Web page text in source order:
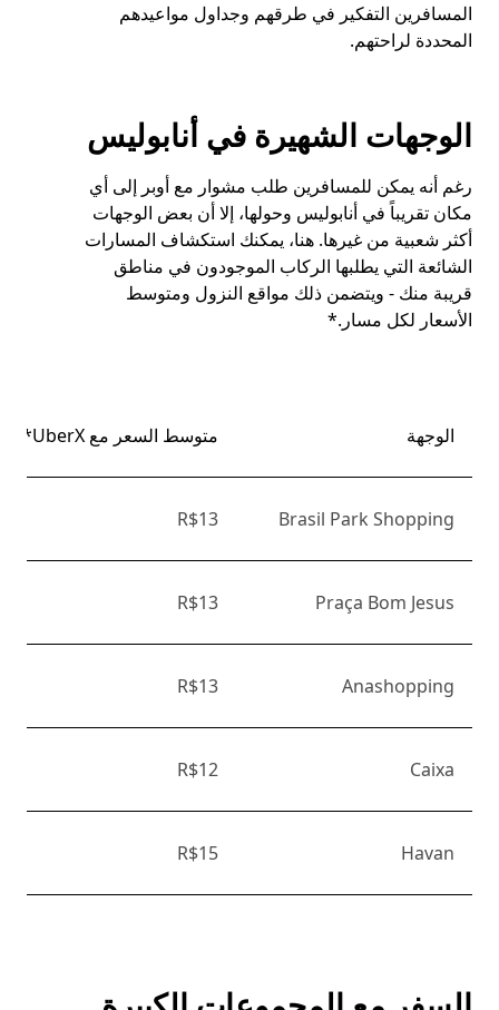
المسافرين التفكير في طرقهم وجداول مواعيدهم
المحددة لراحتهم.
الوجهات الشهيرة في أنابوليس
رغم أنه يمكن للمسافرين طلب مشوار مع أوبر إلى أي
مكان تقريباً في أنابوليس وحولها، إلا أن بعض الوجهات
أكثر شعبية من غيرها. هنا، يمكنك استكشاف المسارات
الشائعة التي يطلبها الركاب الموجودون في مناطق
قريبة منك - ويتضمن ذلك مواقع النزول ومتوسط
الأسعار لكل مسار.*
الوجهة متوسط السعر مع UberX*
Brasil Park Shopping
R$13
Praça Bom Jesus
R$13
Anashopping
R$13
Caixa
R$12
Havan
R$15